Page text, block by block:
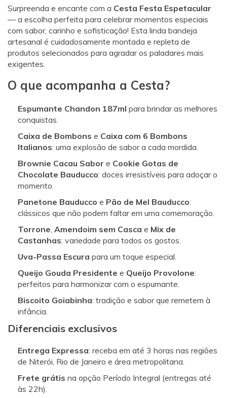
Surpreenda e encante com a Cesta Festa Espetacular
— a escolha perfeita para celebrar momentos especiais
com sabor, carinho e sofisticação! Esta linda bandeja
artesanal é cuidadosamente montada e repleta de
produtos selecionados para agradar os paladares mais
exigentes.
O que acompanha a Cesta?
Espumante Chandon 187ml para brindar as melhores
conquistas.
Caixa de Bombons e Caixa com 6 Bombons
Italianos: uma explosão de sabor a cada mordida.
Brownie Cacau Sabor e Cookie Gotas de
Chocolate Bauducco: doces irresistíveis para adoçar o
momento.
Panetone Bauducco e Pão de Mel Bauducco:
clássicos que não podem faltar em uma comemoração.
Torrone Amendoim sem Casca e Mix de
Castanhas: variedade para todos os gostos.
Uva-Passa Escura para um toque especial.
Queijo Gouda Presidente e Queijo Provolone:
perfeitos para harmonizar com o espumante.
Biscoito Goiabinha: tradição e sabor que remetem à
infância.
Diferenciais exclusivos
Entrega Expressa: receba em até 3 horas nas regiões
de Niterói, Rio de Janeiro e área metropolitana.
Frete grátis na opção Período Integral (entregas até
às 22h).